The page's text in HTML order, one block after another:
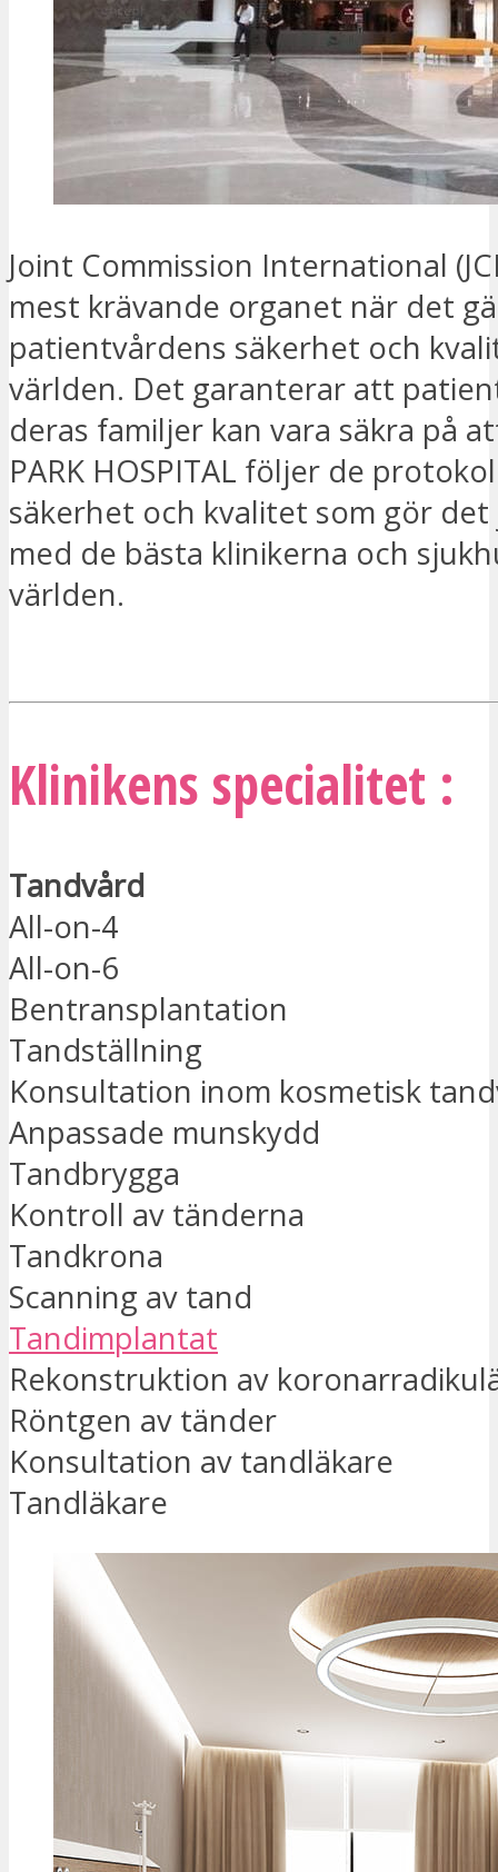
Joint Commission International
mest krävande organet när det
patientvårdens säkerhet och
världen. Det garanterar att
deras familjer kan vara säkra på
PARK HOSPITAL följer de
säkerhet och kvalitet som gör
med de bästa klinikerna och
världen.
Klinikens specialitet :
Tandvård
All-on-4
All-on-6
Bentransplantation
Tandställning
Konsultation inom kosmetisk
Anpassade munskydd
Tandbrygga
Kontroll av tänderna
Tandkrona
Scanning av tand
Tandimplantat
Rekonstruktion av
Röntgen av tänder
Konsultation av tandläkare
Tandläkare